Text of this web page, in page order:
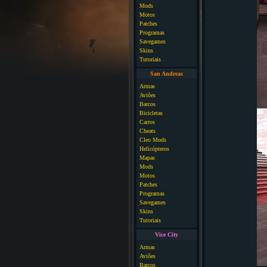
Mods
Motos
Patches
Programas
Savegames
Skins
Tutoriais
San Andreas
Armas
Aviões
Barcos
Bicicletas
Carros
Cheats
Cleo Mods
Helicópteros
Mapas
Mods
Motos
Patches
Programas
Savegames
Skins
Tutoriais
Vice City
Armas
Aviões
Barcos